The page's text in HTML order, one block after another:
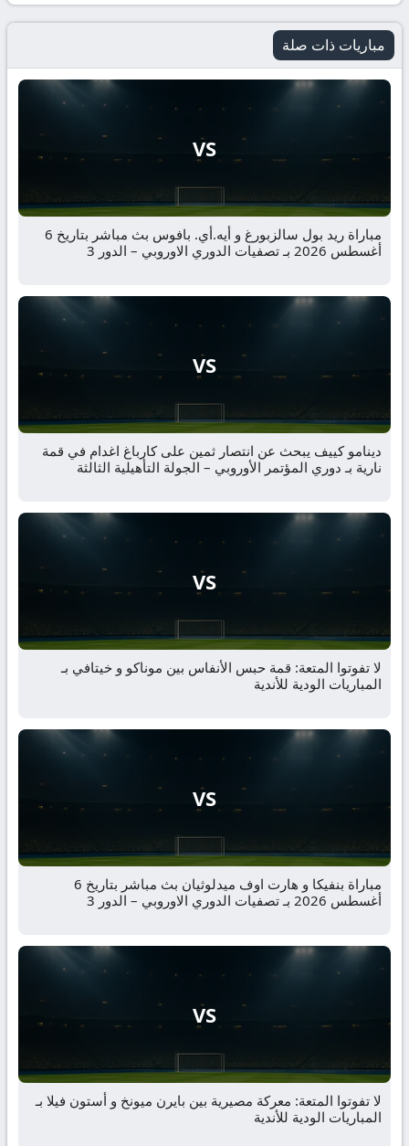
مباريات ذات صلة
VS
مباراة ريد بول سالزبورغ و أيه.أي. بافوس بث مباشر بتاريخ 6
أغسطس 2026 بـ تصفيات الدوري الاوروبي – الدور 3
VS
دينامو كييف يبحث عن انتصار ثمين على كارباغ اغدام في قمة
نارية بـ دوري المؤتمر الأوروبي – الجولة التأهيلية الثالثة
VS
لا تفوتوا المتعة: قمة حبس الأنفاس بين موناكو و خيتافي بـ
المباريات الودية للأندية
VS
مباراة بنفيكا و هارت اوف ميدلوثيان بث مباشر بتاريخ 6
أغسطس 2026 بـ تصفيات الدوري الاوروبي – الدور 3
VS
لا تفوتوا المتعة: معركة مصيرية بين بايرن ميونخ و أستون فيلا بـ
المباريات الودية للأندية